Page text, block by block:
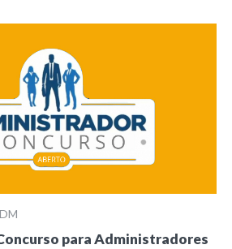
para Administradores